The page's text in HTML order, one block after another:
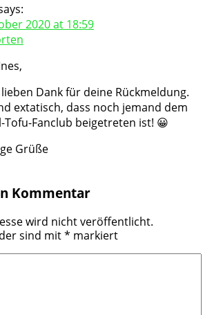
2020 at 18:59
Dank für deine Rückmeldung.
extatisch, dass noch jemand dem
Tofu-Fanclub beigetreten ist! 😀
Grüße
Kommentar
wird nicht veröffentlicht.
sind mit* markiert